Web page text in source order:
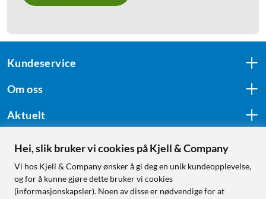
Kundeservice
Om oss
Aktuelt
Følg oss
Hei, slik bruker vi cookies på Kjell & Company
Vi hos Kjell & Company ønsker å gi deg en unik kundeopplevelse,
og for å kunne gjøre dette bruker vi cookies
(informasjonskapsler). Noen av disse er nødvendige for at